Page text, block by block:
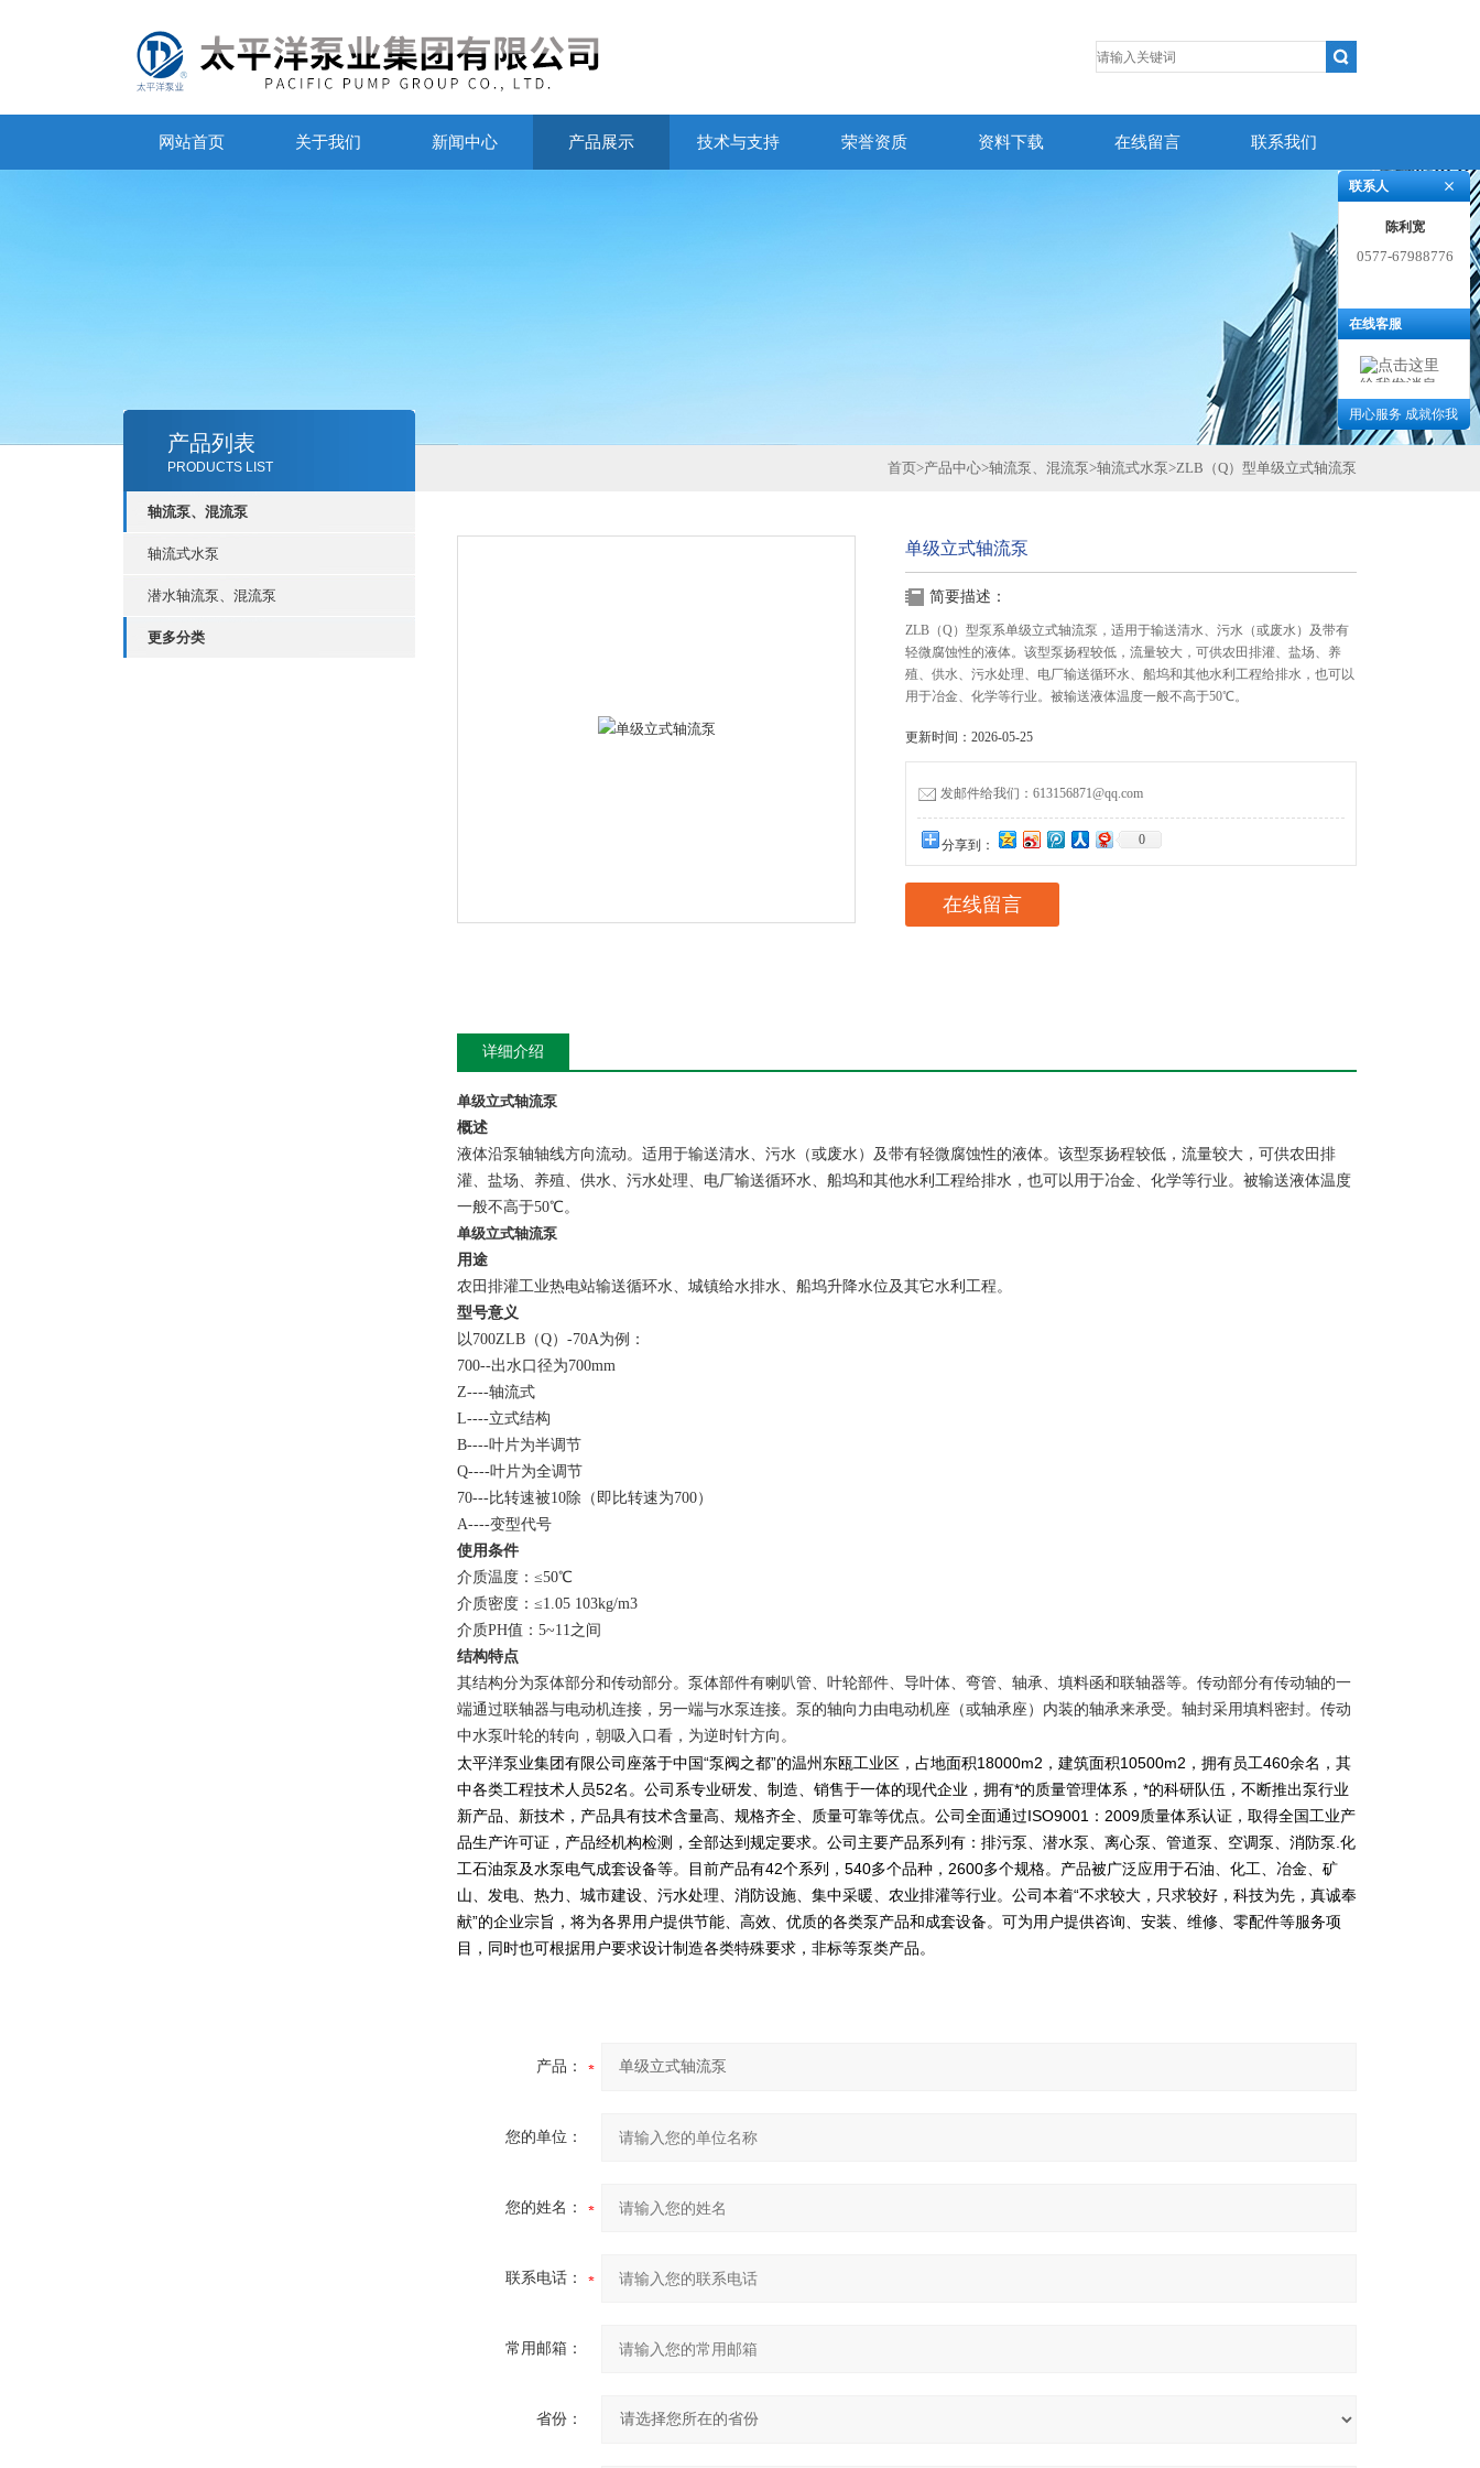
网站首页 关于我们 新闻中心 产品展示 技术与支持 荣誉资质 资料下载 在线留言 联系我们
产品列表
PRODUCTS LIST
轴流泵、混流泵
轴流式水泵
潜水轴流泵、混流泵
更多分类
首页>产品中心>轴流泵、混流泵>轴流式水泵>ZLB（Q）型单级立式轴流泵
单级立式轴流泵
简要描述：
ZLB（Q）型泵系单级立式轴流泵，适用于输送清水、污水（或废水）及带有
轻微腐蚀性的液体。该型泵扬程较低，流量较大，可供农田排灌、盐场、养
殖、供水、污水处理、电厂输送循环水、船坞和其他水利工程给排水，也可以
用于冶金、化学等行业。被输送液体温度一般不高于50℃。
更新时间：2026-05-25
发邮件给我们：613156871@qq.com
分享到： 0
在线留言
详细介绍
单级立式轴流泵
概述
液体沿泵轴轴线方向流动。适用于输送清水、污水（或废水）及带有轻微腐蚀性的液体。该型泵扬程较低，流量较大，可供农田排
灌、盐场、养殖、供水、污水处理、电厂输送循环水、船坞和其他水利工程给排水，也可以用于冶金、化学等行业。被输送液体温度
一般不高于50℃。
单级立式轴流泵
用途
农田排灌工业热电站输送循环水、城镇给水排水、船坞升降水位及其它水利工程。
型号意义
以700ZLB（Q）-70A为例：
700--出水口径为700mm
Z----轴流式
L----立式结构
B----叶片为半调节
Q----叶片为全调节
70---比转速被10除（即比转速为700）
A----变型代号
使用条件
介质温度：≤50℃
介质密度：≤1.05 103kg/m3
介质PH值：5~11之间
结构特点
其结构分为泵体部分和传动部分。泵体部件有喇叭管、叶轮部件、导叶体、弯管、轴承、填料函和联轴器等。传动部分有传动轴的一
端通过联轴器与电动机连接，另一端与水泵连接。泵的轴向力由电动机座（或轴承座）内装的轴承来承受。轴封采用填料密封。传动
中水泵叶轮的转向，朝吸入口看，为逆时针方向。
太平洋泵业集团有限公司座落于中国“泵阀之都”的温州东瓯工业区，占地面积18000m2，建筑面积10500m2，拥有员工460余名，其
中各类工程技术人员52名。公司系专业研发、制造、销售于一体的现代企业，拥有*的质量管理体系，*的科研队伍，不断推出泵行业
新产品、新技术，产品具有技术含量高、规格齐全、质量可靠等优点。公司全面通过ISO9001：2009质量体系认证，取得全国工业产
品生产许可证，产品经机构检测，全部达到规定要求。公司主要产品系列有：排污泵、潜水泵、离心泵、管道泵、空调泵、消防泵.化
工石油泵及水泵电气成套设备等。目前产品有42个系列，540多个品种，2600多个规格。产品被广泛应用于石油、化工、冶金、矿
山、发电、热力、城市建设、污水处理、消防设施、集中采暖、农业排灌等行业。公司本着“不求较大，只求较好，科技为先，真诚奉
献”的企业宗旨，将为各界用户提供节能、高效、优质的各类泵产品和成套设备。可为用户提供咨询、安装、维修、零配件等服务项
目，同时也可根据用户要求设计制造各类特殊要求，非标等泵类产品。
产品：
您的单位：
您的姓名：
联系电话：
常用邮箱：
省份：
联系人
陈利宽
0577-67988776
在线客服
用心服务 成就你我